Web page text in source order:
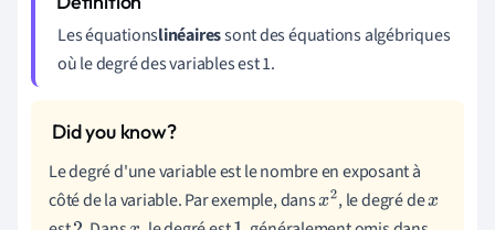
Les équationslinéairessont des équations algébriques
où le degré des variables est 1.
Le degré d'une variable est le nombre en exposant à
côté de la variable. Par exemple, dansx2, le degré dex